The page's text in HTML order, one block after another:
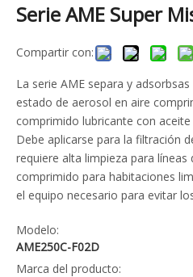
Serie AME Super
Compartir con:
La serie AME separa y
estado de aerosol en aire
comprimido lubricante con
Debe aplicarse para la filtración
requiere alta limpieza para
comprimido para habitaciones
el equipo necesario para evitar
Modelo:
AME250C-F02D
Marca del producto: